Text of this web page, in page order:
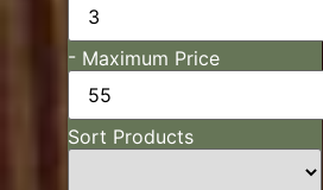
- Maximum Price
Sort Products